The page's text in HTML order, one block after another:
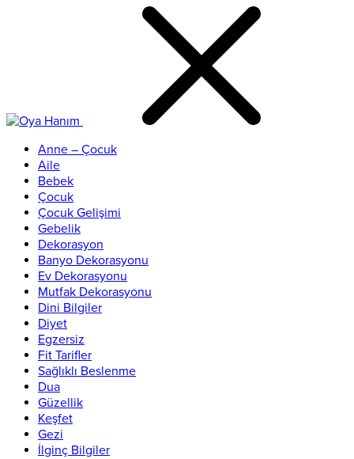
Anne – Çocuk
Aile
Bebek
Çocuk
Çocuk Gelişimi
Gebelik
Dekorasyon
Banyo Dekorasyonu
Ev Dekorasyonu
Mutfak Dekorasyonu
Dini Bilgiler
Diyet
Egzersiz
Fit Tarifler
Sağlıklı Beslenme
Dua
Güzellik
Keşfet
Gezi
İlginç Bilgiler